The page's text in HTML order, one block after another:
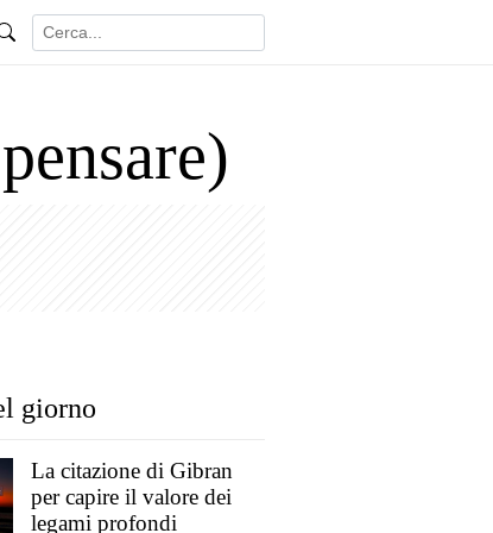
giorno
La citazione di Gibran
per capire il valore dei
legami profondi